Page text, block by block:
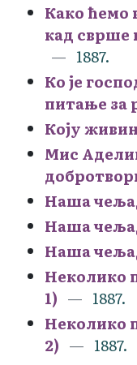
Како ћемо
кад сврше
1887.
Ко је
питање за
Коју
Мис
Наша
Наша
Наша
Неколико
1)
1887.
Неколико
2)
1887.